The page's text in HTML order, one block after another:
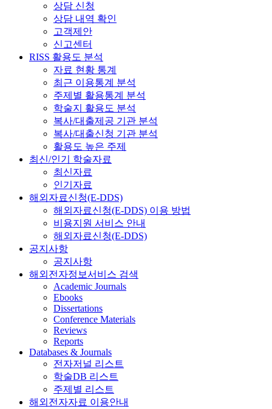
상담 신청
상담 내역 확인
고객제안
신고센터
RISS 활용도 분석
자료 현황 통계
최근 이용통계 분석
주제별 활용통계 분석
학술지 활용도 분석
복사/대출제공 기관 분석
복사/대출신청 기관 분석
활용도 높은 주제
최신/인기 학술자료
최신자료
인기자료
해외자료신청(E-DDS)
해외자료신청(E-DDS) 이용 방법
비용지원 서비스 안내
해외자료신청(E-DDS)
공지사항
공지사항
해외전자정보서비스 검색
Academic Journals
Ebooks
Dissertations
Conference Materials
Reviews
Reports
Databases & Journals
전자저널 리스트
학술DB 리스트
주제별 리스트
해외전자자료 이용안내